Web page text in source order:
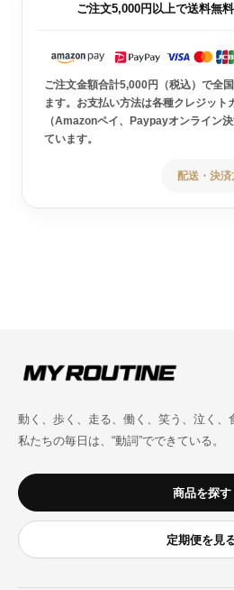
ご注文5,000円以上で送料無
ご注文金額合計5,000円（税込）で全
ます。お支払い方法は各種クレジット
（Amazonペイ、Paypayオンライン
ています。
配送・決済
動く、歩く、走る、働く、笑う、泣く、
私たちの毎日は、“動詞”でできている。
商品を探す
定期便を見